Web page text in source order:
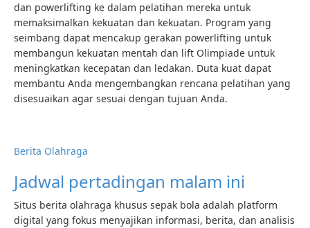
dan powerlifting ke dalam pelatihan mereka untuk
memaksimalkan kekuatan dan kekuatan. Program yang
seimbang dapat mencakup gerakan powerlifting untuk
membangun kekuatan mentah dan lift Olimpiade untuk
meningkatkan kecepatan dan ledakan. Duta kuat dapat
membantu Anda mengembangkan rencana pelatihan yang
disesuaikan agar sesuai dengan tujuan Anda.
Berita Olahraga
Jadwal pertadingan malam ini
Situs berita olahraga khusus sepak bola adalah platform
digital yang fokus menyajikan informasi, berita, dan analisis